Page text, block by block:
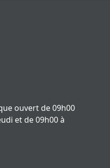
ouvert de 09h00
et de 09h00 à